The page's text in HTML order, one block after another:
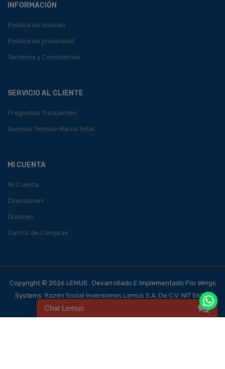
INFORMACIÓN
Política de cookies
Política de privacidad
Términos y Condiciones
SERVICIO AL CLIENTE
Preguntas frecuentes
Servicio Técnico Marca Total
MI CUENTA
Mi Cuenta
Direcciones
Órdenes
Carrito de Compras
Copyright © 2026 LEMUS . Desarrollado E Implementado Por Wings
Systems. Razón Social Inversiones Lemus S.A. De C.V. NIT 0614-
140700-101-4, NRC 123562-0
Chat Lemus